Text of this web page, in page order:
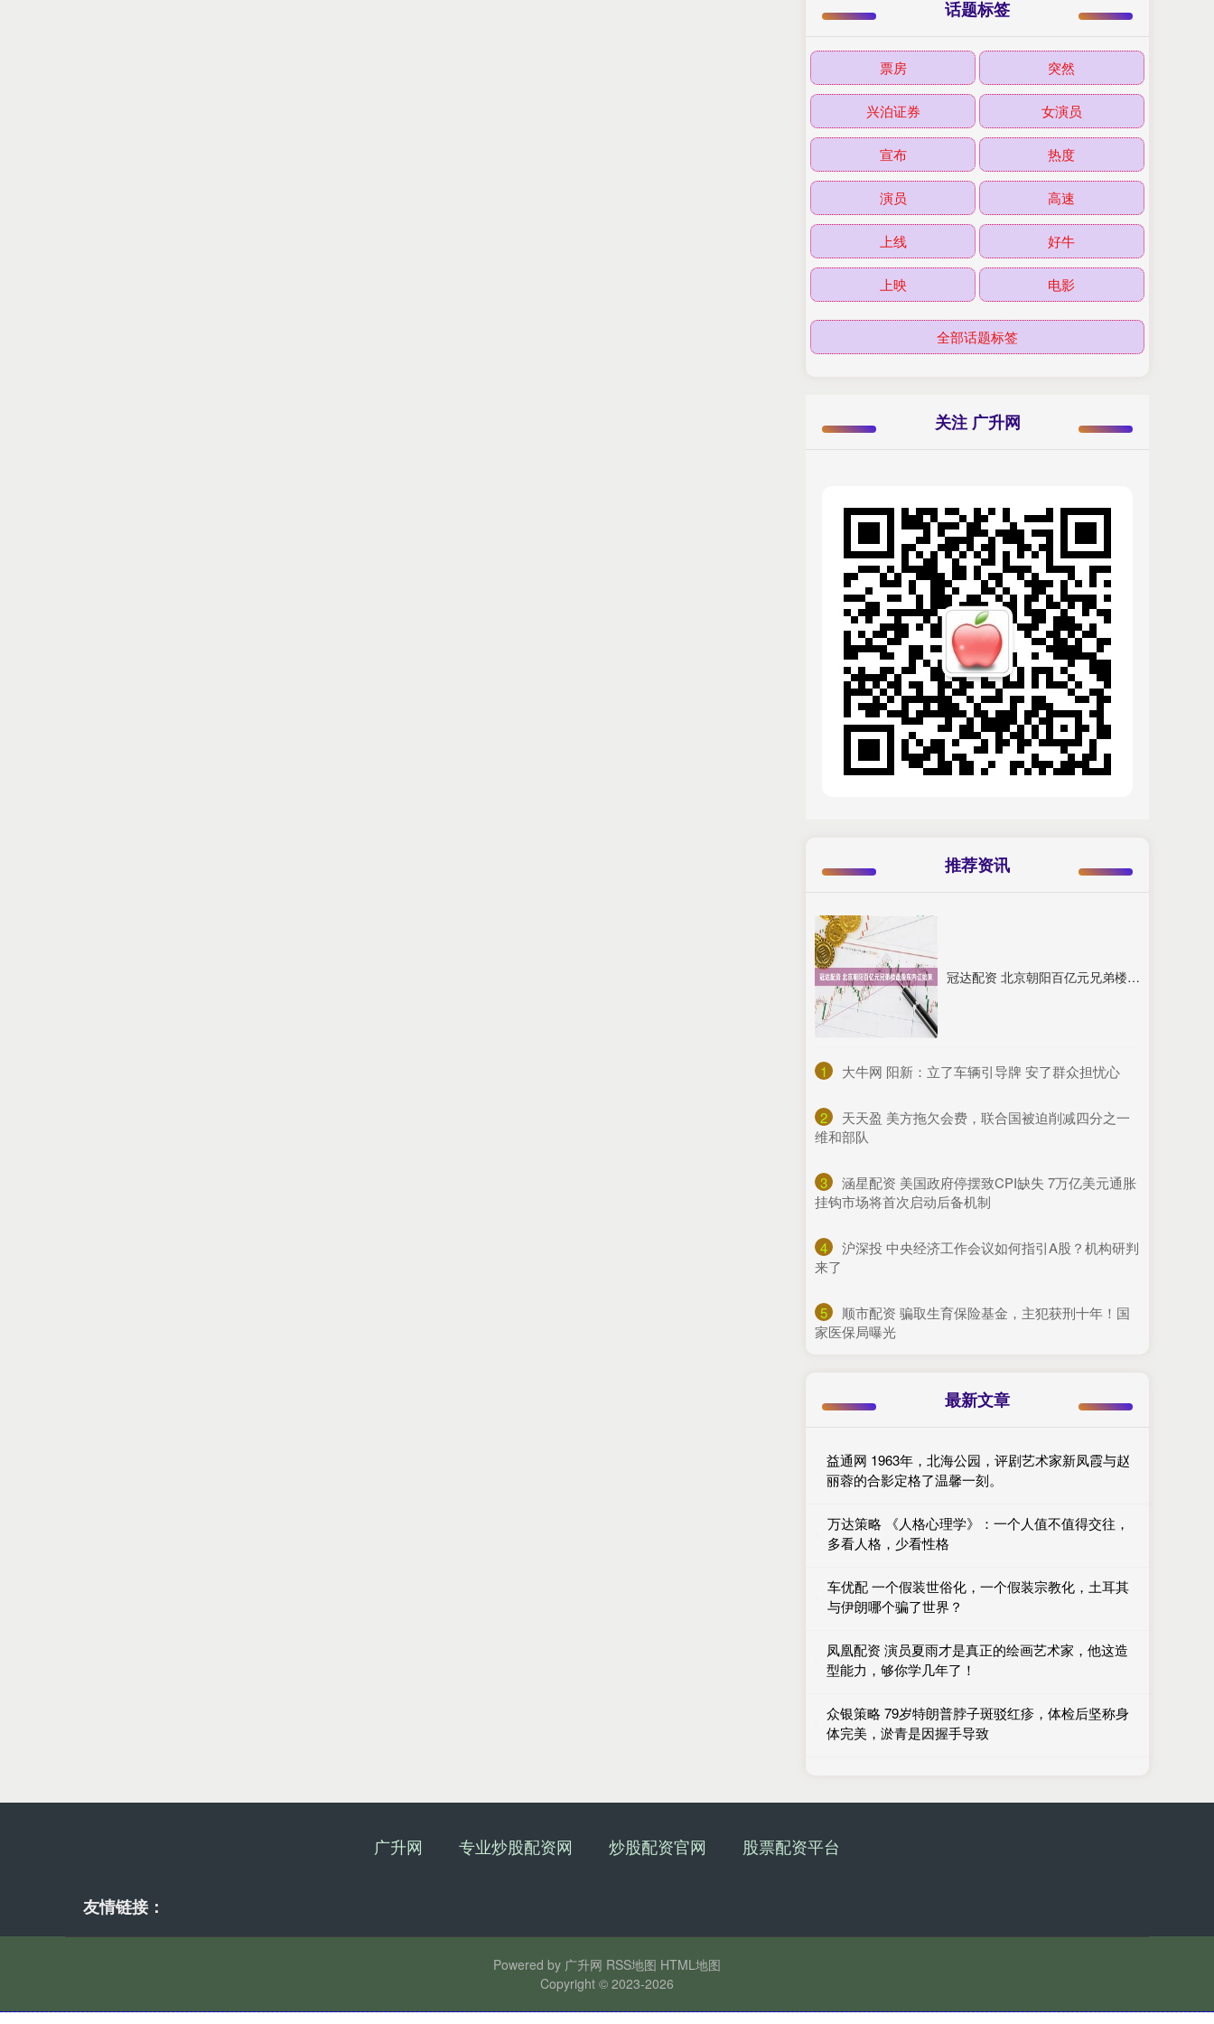
话题标签
票房 突然
兴泊证券 女演员
宣布 热度
演员 高速
上线 好牛
上映 电影
全部话题标签
关注 广升网
推荐资讯
冠达配资 北京朝阳百亿元兄弟楼盘股东内讧始末
1 ​大牛网 阳新：立了车辆引导牌 安了群众担忧心
2
​天天盈 美方拖欠会费，联合国被迫削减四分之一
维和部队
3
​涵星配资 美国政府停摆致CPI缺失 7万亿美元通胀
挂钩市场将首次启动后备机制
4
​沪深投 中央经济工作会议如何指引A股？机构研判
来了
5
​顺市配资 骗取生育保险基金，主犯获刑十年！国
家医保局曝光
最新文章
益通网 1963年，北海公园，评剧艺术家新凤霞与赵
丽蓉的合影定格了温馨一刻。
万达策略 《人格心理学》：一个人值不值得交往，
多看人格，少看性格
车优配 一个假装世俗化，一个假装宗教化，土耳其
与伊朗哪个骗了世界？
凤凰配资 演员夏雨才是真正的绘画艺术家，他这造
型能力，够你学几年了！
众银策略 79岁特朗普脖子斑驳红疹，体检后坚称身
体完美，淤青是因握手导致
广升网 专业炒股配资网 炒股配资官网 股票配资平台
友情链接：
Powered by 广升网 RSS地图 HTML地图
Copyright © 2023-2026